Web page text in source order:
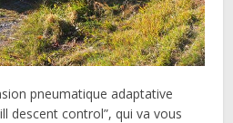
pneumatique adaptative
descent control”, qui va vous